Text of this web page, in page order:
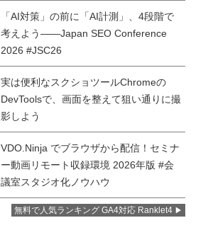
「AI対策」の前に「AI計測」、4段階で
考えよう——Japan SEO Conference
2026 #JSC26
実は便利なスクショツールChromeの
DevToolsで、画面を整えて狙い通りに撮
影しよう
VDO.Ninja でブラウザから配信！セミナ
ー動画リモート収録環境 2026年版 #会
議室スタジオ化ノウハウ
無料で人気ランキング GA4対応 Ranklet4